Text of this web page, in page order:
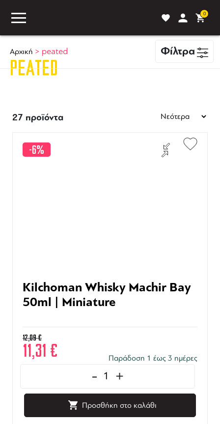
0
Αρχική > peated Φίλτρα
PEATED
27 προϊόντα
-6%
Kilchoman Whisky Machir Bay
50ml | Miniature
12,09€
11,31 € Παράδοση 1 έως 3 ημέρες
- +
Προσθήκη στο καλάθι